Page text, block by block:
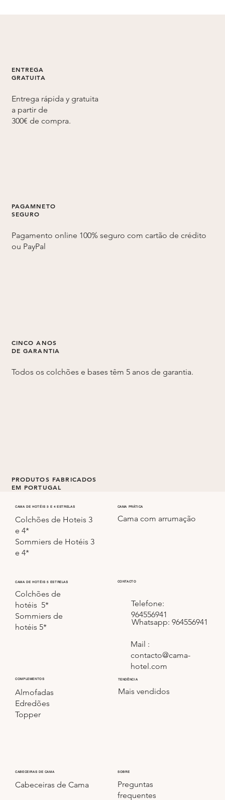
ENTREGA
GRATUITA
Entrega rápida y gratuita
a partir de
300€ de compra.
PAGAMNETO
SEGURO
Pagamento online 100% seguro com cartão de crédito
ou PayPal
CINCO ANOS
DE GARANTIA
Todos os colchões e bases têm 5 anos de garantia.
PRODUTOS FABRICADOS
EM PORTUGAL
Todos os colchões e sommiers são fabricados em
Portugal.
CABECEIRAS DE CAMA
Cabeceiras de Cama
TENDÊNCIA
Mais vendidos
COMPLEMENTOS
Almofadas
Edredões
Topper
CAMA DE HOTÉIS 5 ESTRELAS
Colchões de
hotéis 5*
Sommiers de
hotéis 5*
CAMA DE HOTÉIS 3 E 4 ESTRELAS
Colchões de Hoteis 3
e 4*
Sommiers de Hotéis 3
e 4*
CAMA PRÁTICA
Cama com arrumação
SOBRE
Preguntas
frequentes
CONTACTO
Telefone:
964556941
Whatsapp: 964556941
Mail :
contacto@cama-
hotel.com